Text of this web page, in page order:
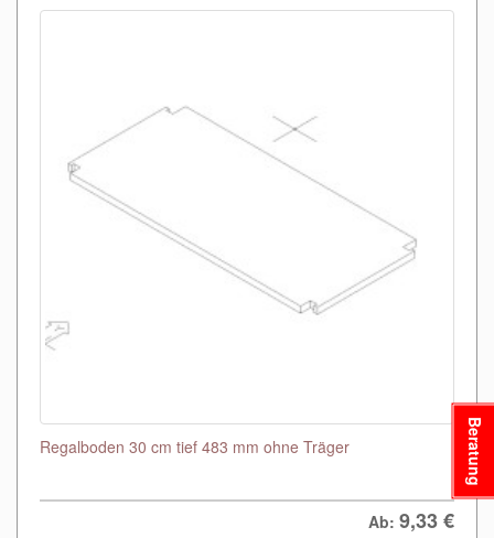
Regalboden 30 cm tief 483 mm ohne Träger
Ab: 9,33€
Beratung